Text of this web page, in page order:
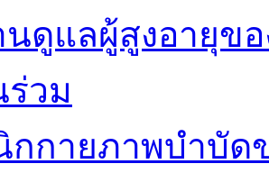
ดูแลผู้สูงอายุขอ
วม
กกายภาพบำบัด